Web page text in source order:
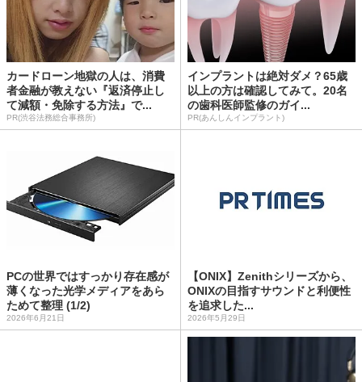
カードローン地獄の人は、消費
者金融が教えない『返済停止し
て減額・免除する方法』で...
PR(渋谷法務総合事務所)
インプラントは絶対ダメ？65歳
以上の方は確認してみて。20名
の歯科医師監修のガイ...
PR(あんしんインプラント)
PCの世界ではすっかり存在感が
薄くなった光学メディアをあら
ためて整理 (1/2)
2026年6月21日
【ONIX】Zenithシリーズから、
ONIXの目指すサウンドと利便性
を追求した...
2026年5月29日